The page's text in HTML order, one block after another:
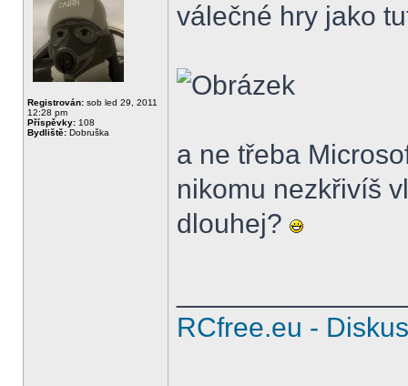
Registrován: sob led 29, 2011
12:28 pm
Příspěvky: 108
Bydliště: Dobruška
válečné hry jako
a ne třeba
nikomu nezkřivíš
dlouhej?
RCfree.eu -